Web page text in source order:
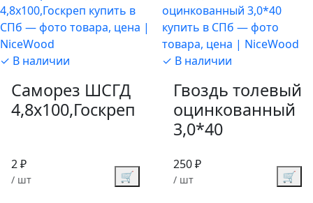
✓ В наличии
Саморез ШСГД
4,8х100,Госкреп
2 ₽
/ шт 🛒
✓ В наличии
Гвоздь толевый
оцинкованный
3,0*40
250 ₽
/ шт 🛒